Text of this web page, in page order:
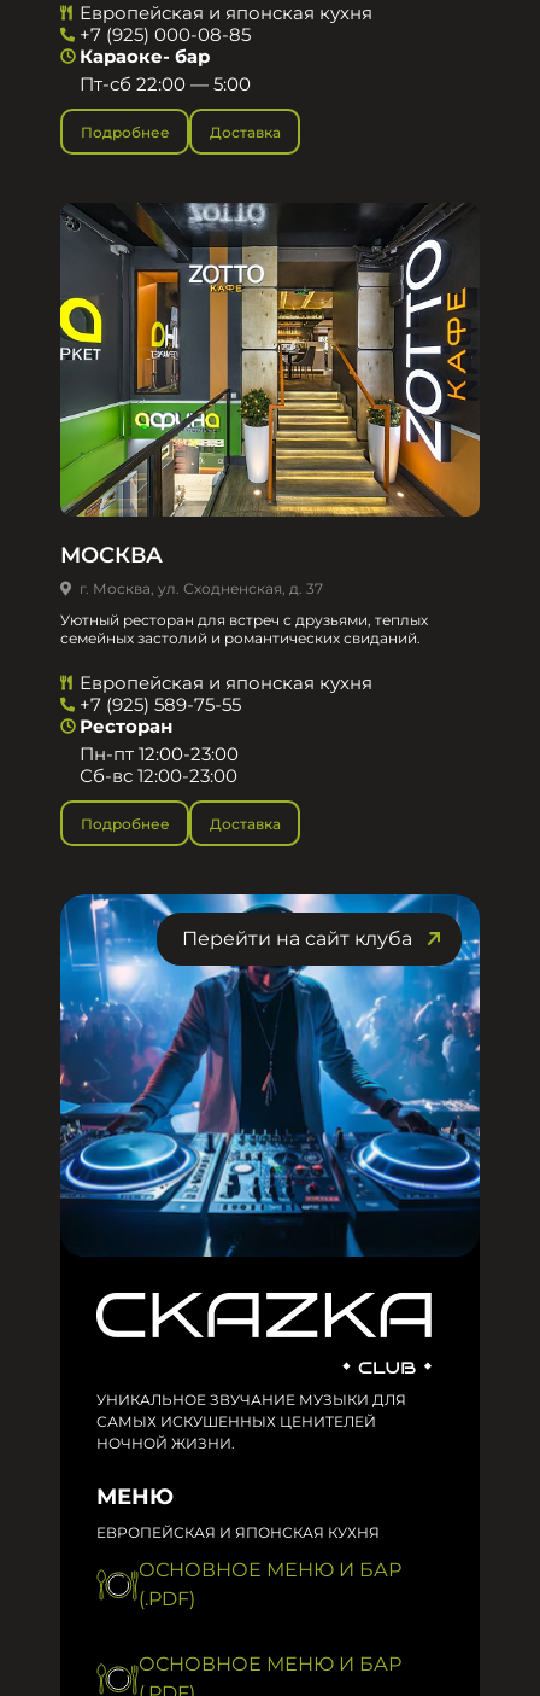
Европейская и японская кухня
+7 (925) 000-08-85
Караоке- бар
Пт-сб 22:00 — 5:00
Подробнее Доставка
МОСКВА
г. Москва, ул. Сходненская, д. 37
Уютный ресторан для встреч с друзьями, теплых
семейных застолий и романтических свиданий.
Европейская и японская кухня
+7 (925) 589-75-55
Ресторан
Пн-пт 12:00-23:00
Сб-вс 12:00-23:00
Подробнее Доставка
Перейти на сайт клуба
УНИКАЛЬНОЕ ЗВУЧАНИЕ МУЗЫКИ ДЛЯ
САМЫХ ИСКУШЕННЫХ ЦЕНИТЕЛЕЙ
НОЧНОЙ ЖИЗНИ.
МЕНЮ
ЕВРОПЕЙСКАЯ И ЯПОНСКАЯ КУХНЯ
ОСНОВНОЕ МЕНЮ И БАР
(.PDF)
ОСНОВНОЕ МЕНЮ И БАР